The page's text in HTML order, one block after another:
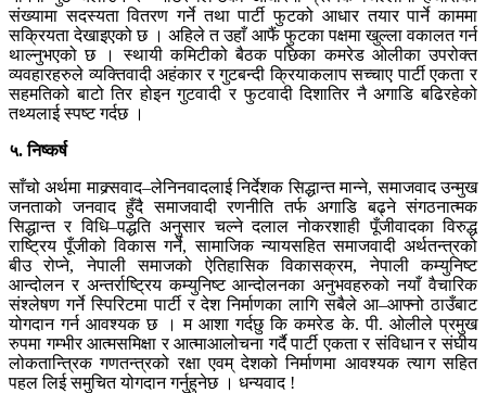
संख्यामा सदस्यता वितरण गर्ने तथा पार्टी फुटको आधार तयार पार्ने काममा
सक्रियता देखाइएको छ । अहिले त उहाँ आफैं फुटका पक्षमा खुल्ला वकालत गर्न
थाल्नुभएको छ । स्थायी कमिटीको बैठक पछिका कमरेड ओलीका उपरोक्त
व्यवहारहरुले व्यक्तिवादी अहंकार र गुटबन्दी क्रियाकलाप सच्चाए पार्टी एकता र
सहमतिको बाटो तिर होइन गुटवादी र फुटवादी दिशातिर नै अगाडि बढिरहेको
तथ्यलाई स्पष्ट गर्दछ ।
५. निष्कर्ष
साँचो अर्थमा माक्र्सवाद–लेनिनवादलाई निर्देशक सिद्धान्त मान्ने, समाजवाद उन्मुख
जनताको जनवाद हुँदै समाजवादी रणनीति तर्फ अगाडि बढ्ने संगठनात्मक
सिद्धान्त र विधि–पद्धति अनुसार चल्ने दलाल नोकरशाही पूँजीवादका विरुद्ध
राष्ट्रिय पूँजीको विकास गर्ने, सामाजिक न्यायसहित समाजवादी अर्थतन्त्रको
बीउ रोप्ने, नेपाली समाजको ऐतिहासिक विकासक्रम, नेपाली कम्युनिष्ट
आन्दोलन र अन्तर्राष्ट्रिय कम्युनिष्ट आन्दोलनका अनुभवहरुको नयाँ वैचारिक
संश्लेषण गर्ने स्पिरिटमा पार्टी र देश निर्माणका लागि सबैले आ–आफ्नो ठाउँबाट
योगदान गर्न आवश्यक छ । म आशा गर्दछु कि कमरेड के. पी. ओलीले प्रमुख
रुपमा गम्भीर आत्मसमिक्षा र आत्माआलोचना गर्दै पार्टी एकता र संविधान र संघीय
लोकतान्त्रिक गणतन्त्रको रक्षा एवम् देशको निर्माणमा आवश्यक त्याग सहित
पहल लिई समुचित योगदान गर्नुहुनेछ । धन्यवाद !